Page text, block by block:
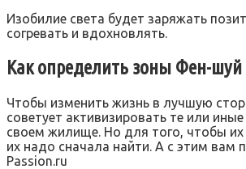
Изобилие света будет заряжать
согревать и вдохновлять.
Как определить зоны Фен-шуй
Чтобы изменить жизнь в лучшую
советует активизировать те или
своем жилище. Но для того, чтобы их
их надо сначала найти. А с этим вам
Passion.ru